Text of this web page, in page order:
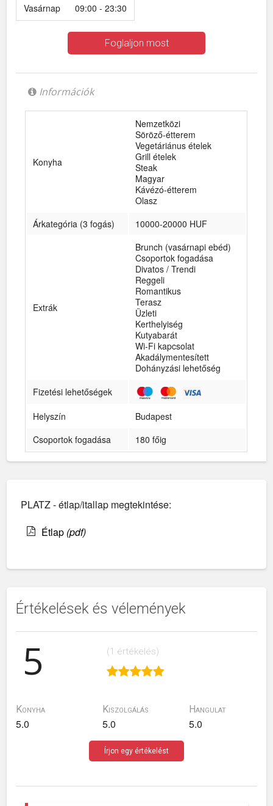
Vasárnap 09:00 - 23:30
Foglaljon most
Információk
Konyha
Nemzetközi
Söröző-étterem
Vegetáriánus ételek
Grill ételek
Steak
Magyar
Kávézó-étterem
Olasz
Árkategória (3 fogás)
10000-20000 HUF
Extrák
Brunch (vasárnapi ebéd)
Csoportok fogadása
Divatos / Trendi
Reggeli
Romantikus
Terasz
Üzleti
Kerthelyiség
Kutyabarát
Wi-Fi kapcsolat
Akadálymentesített
Dohányzási lehetőség
Fizetési lehetőségek
Helyszín
Budapest
Csoportok fogadása
180 főig
PLATZ - étlap/itallap megtekintése:
Étlap (pdf)
Értékelések és vélemények
5 (1 értékelés)
Konyha
5.0
Kiszolgálás
5.0
Hangulat
5.0
Írjon egy értékelést